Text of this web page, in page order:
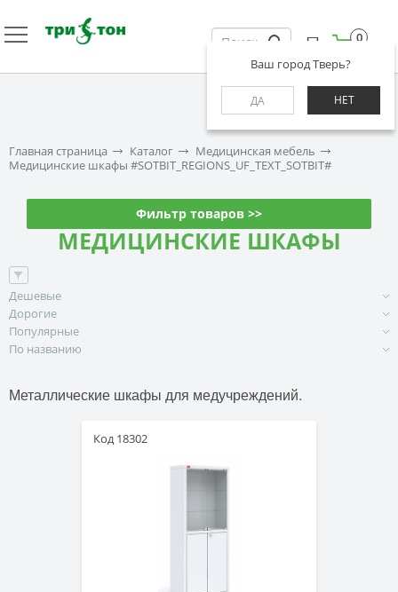
Ваш город Тверь?
ДА НЕТ
0
Главная страница Каталог
Медицинская мебель
Медицинские шкафы #SOTBIT_REGIONS_UF_TEXT_SOTBIT#
Фильтр товаров >>
МЕДИЦИНСКИЕ ШКАФЫ
Дешевые
Дорогие
Популярные
По названию
Металлические шкафы для медучреждений.
Код 18302